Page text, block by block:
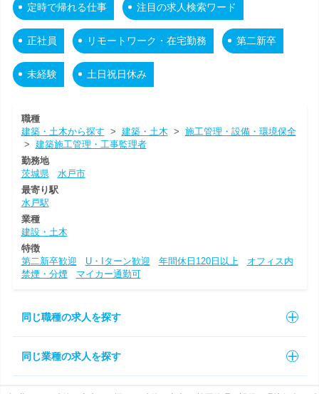
定時で帰れる仕事 注目の求人検索ワード
正社員 リモートワーク・在宅勤務 第二新卒
未経験 土日祝日休み
職種
建築・土木から探す > 建築・土木 > 施工管理・設備・環境保全
> 建築施工管理・工事監理者
勤務地
茨城県
水戸市
最寄り駅
水戸駅
業種
建設・土木
特徴
第二新卒歓迎
U・Iターン歓迎 年間休日120日以上
オフィス内
禁煙・分煙
マイカー通勤可
同じ職種の求人を探す
同じ業種の求人を探す